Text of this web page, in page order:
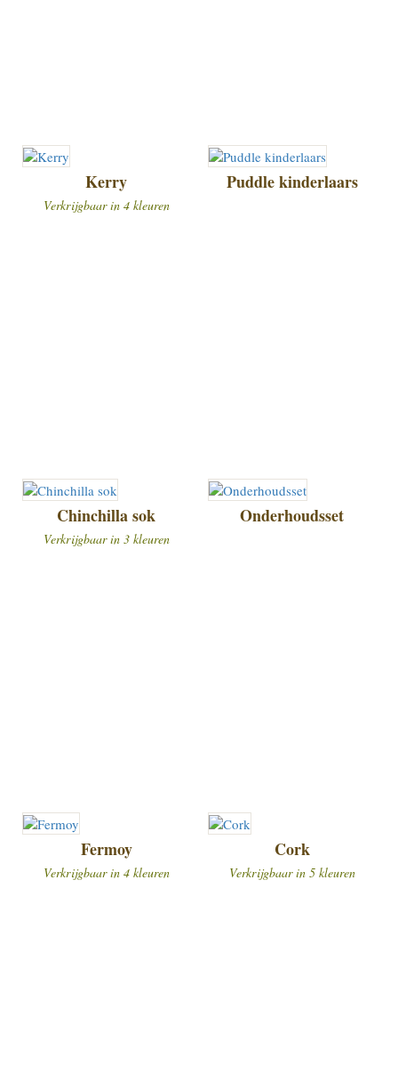
Kerry
Verkrijgbaar in 4 kleuren
Puddle kinderlaars
Chinchilla sok
Verkrijgbaar in 3 kleuren
Onderhoudsset
Fermoy
Verkrijgbaar in 4 kleuren
Cork
Verkrijgbaar in 5 kleuren